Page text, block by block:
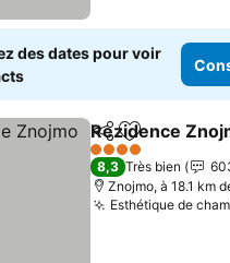
des dates pour voir
PartagerAjouter à
Rezidence
4 Étoiles
8,3 Très bien
Znojmo, à 18.1 km
Esthétique de